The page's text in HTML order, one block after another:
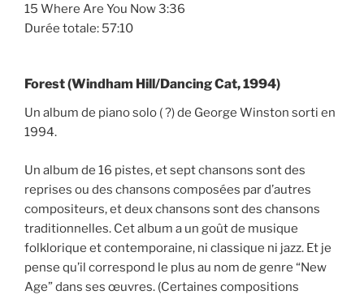
15 Where Are You Now 3:36
Durée totale: 57:10
Forest (Windham Hill/Dancing Cat, 1994)
Un album de piano solo ( ?) de George Winston sorti en
1994.
Un album de 16 pistes, et sept chansons sont des
reprises ou des chansons composées par d’autres
compositeurs, et deux chansons sont des chansons
traditionnelles. Cet album a un goût de musique
folklorique et contemporaine, ni classique ni jazz. Et je
pense qu’il correspond le plus au nom de genre “New
Age” dans ses œuvres. (Certaines compositions